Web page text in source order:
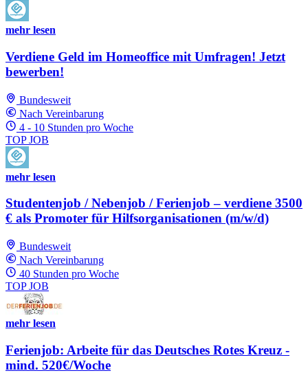
mehr lesen
Verdiene Geld im Homeoffice mit Umfragen! Jetzt
bewerben!
Bundesweit
Nach Vereinbarung
4 - 10 Stunden pro Woche
TOP JOB
mehr lesen
Studentenjob / Nebenjob / Ferienjob – verdiene 3500
€ als Promoter für Hilfsorganisationen (m/w/d)
Bundesweit
Nach Vereinbarung
40 Stunden pro Woche
TOP JOB
mehr lesen
Ferienjob: Arbeite für das Deutsches Rotes Kreuz -
mind. 520€/Woche